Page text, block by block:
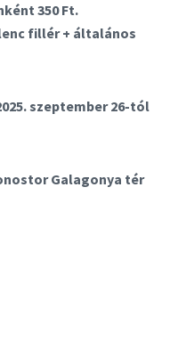
350 Ft.
fillér + általános
szeptember 26-tól
Galagonya tér